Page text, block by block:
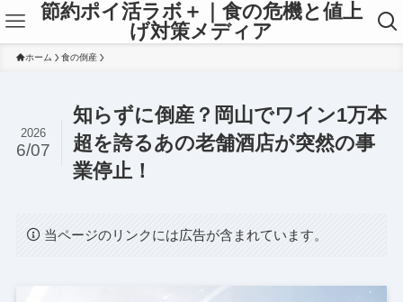
節約ポイ活ラボ＋｜食の危機と値上
げ対策メディア
ホーム 食の倒産
知らずに倒産？岡山でワイン1万本
超を誇るあの老舗酒店が突然の事
業停止！
2026
6/07
当ページのリンクには広告が含まれています。